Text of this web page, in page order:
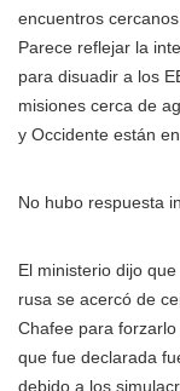
encuentros
Parece reflejar la
para disuadir a los
misiones cerca de
y Occidente están
No hubo respuesta
El ministerio dijo
rusa se acercó de
Chafee para
que fue declarada
debido a los